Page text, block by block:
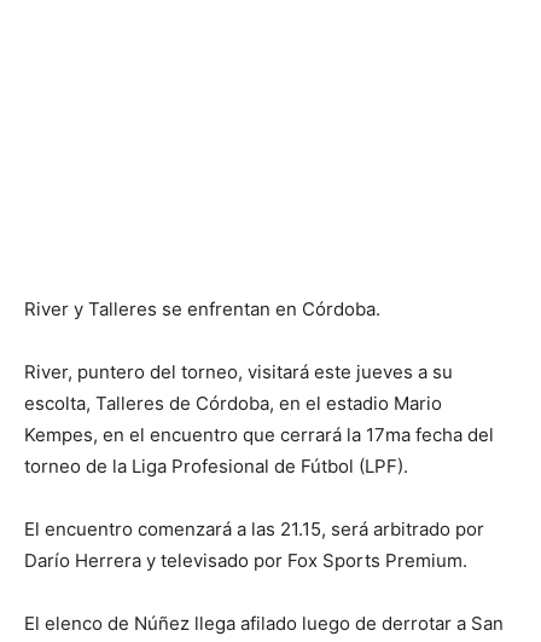
River y Talleres se enfrentan en Córdoba.
River, puntero del torneo, visitará este jueves a su
escolta, Talleres de Córdoba, en el estadio Mario
Kempes, en el encuentro que cerrará la 17ma fecha del
torneo de la Liga Profesional de Fútbol (LPF).
El encuentro comenzará a las 21.15, será arbitrado por
Darío Herrera y televisado por Fox Sports Premium.
El elenco de Núñez llega afilado luego de derrotar a San